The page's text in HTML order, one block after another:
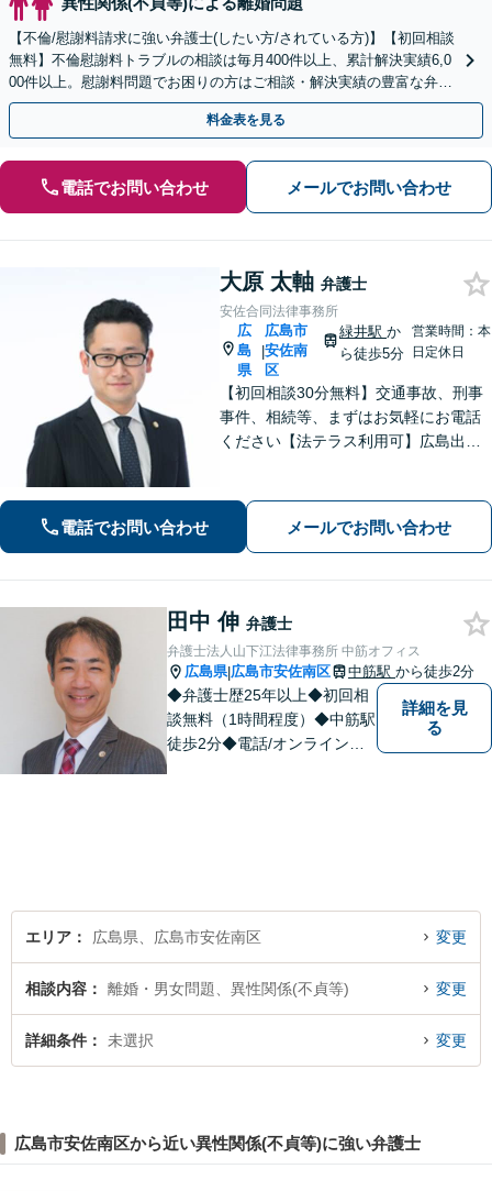
【不倫/慰謝料請求に強い弁護士(したい方/されている方)】【初回相談
無料】不倫慰謝料トラブルの相談は毎月400件以上、累計解決実績6,0
00件以上。慰謝料問題でお困りの方はご相談・解決実績の豊富な弁護
士による無料相談をご利用ください。
料金表を見る
電話でお問い合わせ メールでお問い合わせ
大原 太軸 弁護士
安佐合同法律事務所
広
島
県
|
広島市
安佐南
区
緑井駅 か
ら徒歩5分
営業時間：本
日定休日
【初回相談30分無料】交通事故、刑事
事件、相続等、まずはお気軽にお電話
ください【法テラス利用可】広島出
談者さまのお悩みを丁寧にヒアリング
し、徹底的に問題解決へあたります！
電話でお問い合わせ メールでお問い合わせ
田中 伸 弁護士
弁護士法人山下江法律事務所 中筋オフィス
広島県|広島市安佐南区 中筋駅 から徒歩2分
◆弁護士歴25年以上◆初回相
談無料（1時間程度）◆中筋駅
徒歩2分◆電話/オンライン相
します。
詳細を見
る
エリア 広島県、広島市安佐南区 変更
相談内容 離婚・男女問題、異性関係(不貞等) 変更
詳細条件 未選択 変更
広島市安佐南区から近い異性関係(不貞等)に強い弁護士